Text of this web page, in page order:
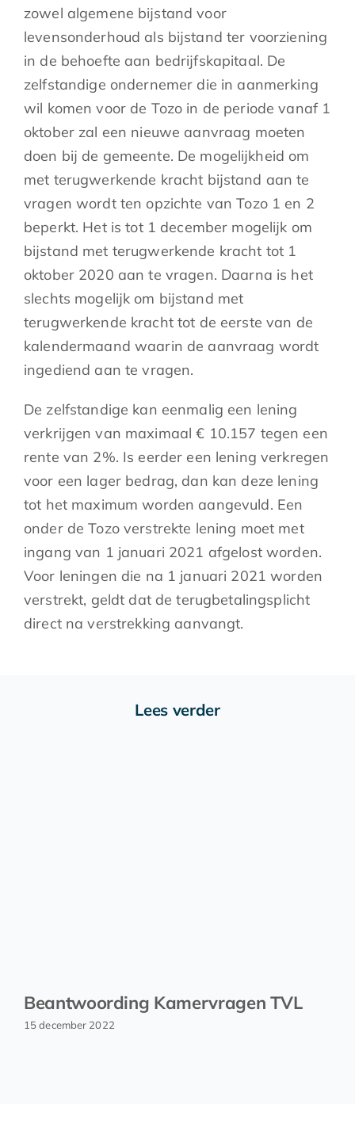
zowel algemene bijstand voor
levensonderhoud als bijstand ter voorziening
in de behoefte aan bedrijfskapitaal. De
zelfstandige ondernemer die in aanmerking
wil komen voor de Tozo in de periode vanaf 1
oktober zal een nieuwe aanvraag moeten
doen bij de gemeente. De mogelijkheid om
met terugwerkende kracht bijstand aan te
vragen wordt ten opzichte van Tozo 1 en 2
beperkt. Het is tot 1 december mogelijk om
bijstand met terugwerkende kracht tot 1
oktober 2020 aan te vragen. Daarna is het
slechts mogelijk om bijstand met
terugwerkende kracht tot de eerste van de
kalendermaand waarin de aanvraag wordt
ingediend aan te vragen.
De zelfstandige kan eenmalig een lening
verkrijgen van maximaal € 10.157 tegen een
rente van 2%. Is eerder een lening verkregen
voor een lager bedrag, dan kan deze lening
tot het maximum worden aangevuld. Een
onder de Tozo verstrekte lening moet met
ingang van 1 januari 2021 afgelost worden.
Voor leningen die na 1 januari 2021 worden
verstrekt, geldt dat de terugbetalingsplicht
direct na verstrekking aanvangt.
Lees verder
Beantwoording Kamervragen TVL
15 december 2022